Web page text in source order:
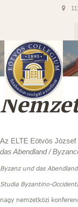
Az ELTE Eötvös
das Abendland /
Byzanz und das
Studia Byzantino-
nagy nemzetközi